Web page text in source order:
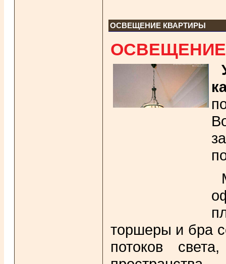
ОСВЕЩЕНИЕ КВАРТИРЫ
ОСВЕЩЕНИЕ
торшеры и бра
потоков